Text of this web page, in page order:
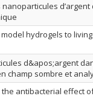
hydrogels to
d&apos;argent
champ sombre et
antibacterial effect